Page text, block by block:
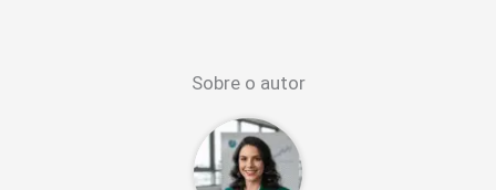
Sobre o autor